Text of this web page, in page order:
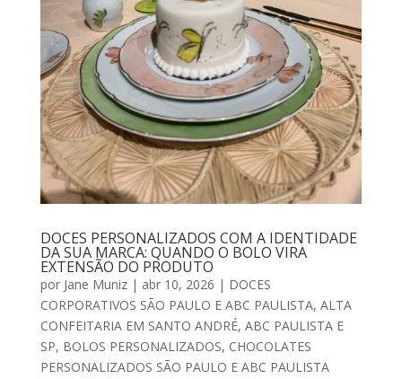
DOCES PERSONALIZADOS COM A IDENTIDADE
DA SUA MARCA: QUANDO O BOLO VIRA
EXTENSÃO DO PRODUTO
por Jane Muniz| abr 10, 2026 | DOCES
CORPORATIVOS SÃO PAULO E ABC PAULISTA, ALTA
CONFEITARIA EM SANTO ANDRÉ, ABC PAULISTA E
SP, BOLOS PERSONALIZADOS, CHOCOLATES
PERSONALIZADOS SÃO PAULO E ABC PAULISTA